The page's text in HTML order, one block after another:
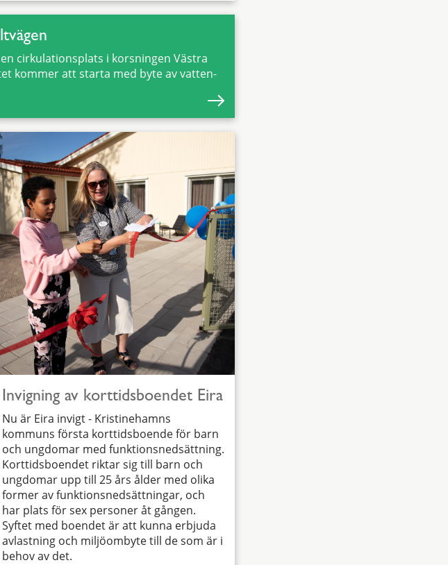
cirkulationsplats i korsningen Västra
kommer att starta med byte av vatten-
Invigning av korttidsboendet Eira
Nu är Eira invigt - Kristinehamns
kommuns första korttidsboende för barn
och ungdomar med funktionsnedsättning.
Korttidsboendet riktar sig till barn och
ungdomar upp till 25 års ålder med olika
former av funktionsnedsättningar, och
har plats för sex personer åt gången.
Syftet med boendet är att kunna erbjuda
avlastning och miljöombyte till de som är i
behov av det.